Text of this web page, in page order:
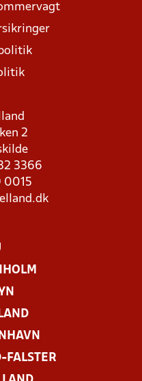
2
3366
0015
FALSTER